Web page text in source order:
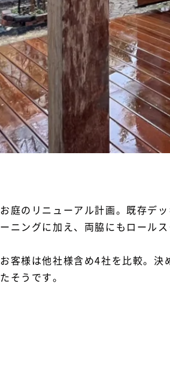
お庭のリニューアル計画。既存デ
ーニングに加え、両脇にもロール
お客様は他社様含め4社を比較。
たそうです。